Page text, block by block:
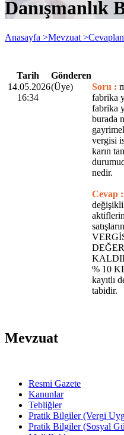
Danışmanlık
Anasayfa >Mevzuat >
Tarih
Gönderen
14.05.2026
16:34
(Üye) Soru :
fabrika
fabrika
burada
vergisi
karın
nedir.
Cevap :
% 10
kayıtlı
tabidir.
Mevzuat
Resmi Gazete
Kanunlar
Tebliğler
Pratik Bilgiler (Vergi
Pratik Bilgiler (Sosyal